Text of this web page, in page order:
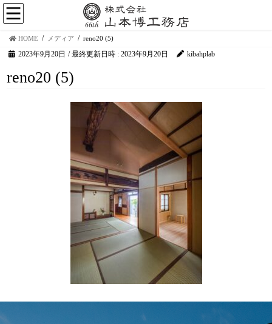
HOME メディア reno20 (5)
2023年9月20日 / 最終更新日時 :2023年9月20日 kibahplab
reno20 (5)